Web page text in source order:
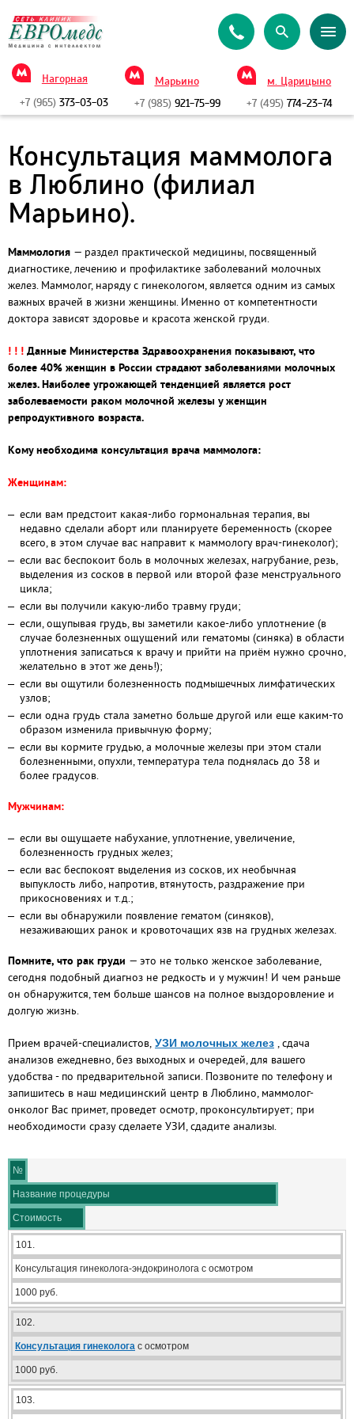
Нагорная
+7 (965) 373-03-03
Марьино
+7 (985)921-75-99
м. Царицыно
+7 (495) 774-23-74
Консультация маммолога
в Люблино (филиал
Марьино).
Маммология — раздел практической медицины, посвященный
диагностике, лечению и профилактике заболеваний молочных
желез. Маммолог, наряду с гинекологом, является одним из самых
важных врачей в жизни женщины. Именно от компетентности
доктора зависят здоровье и красота женской груди.
! ! ! Данные Министерства Здравоохранения показывают, что
более 40% женщин в России страдают заболеваниями молочных
желез. Наиболее угрожающей тенденцией является рост
заболеваемости раком молочной железы у женщин
репродуктивного возраста.
Кому необходима консультация врача маммолога:
Женщинам:
если вам предстоит какая-либо гормональная терапия, вы
недавно сделали аборт или планируете беременность (скорее
всего, в этом случае вас направит к маммологу врач-гинеколог);
если вас беспокоит боль в молочных железах, нагрубание, резь,
выделения из сосков в первой или второй фазе менструального
цикла;
если вы получили какую-либо травму груди;
если, ощупывая грудь, вы заметили какое-либо уплотнение (в
случае болезненных ощущений или гематомы (синяка) в области
уплотнения записаться к врачу и прийти на приём нужно срочно,
желательно в этот же день!);
если вы ощутили болезненность подмышечных лимфатических
узлов;
если одна грудь стала заметно больше другой или еще каким-то
образом изменила привычную форму;
если вы кормите грудью, а молочные железы при этом стали
болезненными, опухли, температура тела поднялась до 38 и
более градусов.
Мужчинам:
если вы ощущаете набухание, уплотнение, увеличение,
болезненность грудных желез;
если вас беспокоят выделения из сосков, их необычная
выпуклость либо, напротив, втянутость, раздражение при
прикосновениях и т.д.;
если вы обнаружили появление гематом (синяков),
незаживающих ранок и кровоточащих язв на грудных железах.
Помните, что рак груди — это не только женское заболевание,
сегодня подобный диагноз не редкость и у мужчин! И чем раньше
он обнаружится, тем больше шансов на полное выздоровление и
долгую жизнь.
Прием врачей-специалистов, УЗИ молочных желез , сдача
анализов ежедневно, без выходных и очередей, для вашего
удобства - по предварительной записи. Позвоните по телефону и
запишитесь в наш медицинский центр в Люблино, маммолог-
онколог Вас примет, проведет осмотр, проконсультирует; при
необходимости сразу сделаете УЗИ, сдадите анализы.
№
Название процедуры
Стоимость
101.
Консультация гинеколога-эндокринолога с осмотром
1000 руб.
102.
Консультация гинеколога с осмотром
1000 руб.
103.